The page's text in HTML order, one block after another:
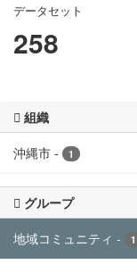
データセット
258
組織
沖縄市 - 1
グループ
地域コミュニティ - 1